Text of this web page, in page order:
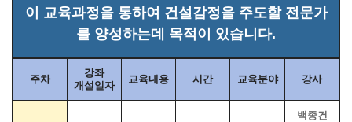
이 교육과정을 통하여 건설감정을 주도할 전문가
를 양성하는데 목적이 있습니다.
주차
강좌
개설일자
교육내용 시간 교육분야 강사
백종건